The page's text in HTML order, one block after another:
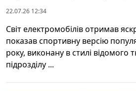
22.07.26 12:34
Світ електромобілів отримав
показав спортивну версію
року, виконану в стилі відомого
підрозділу ...